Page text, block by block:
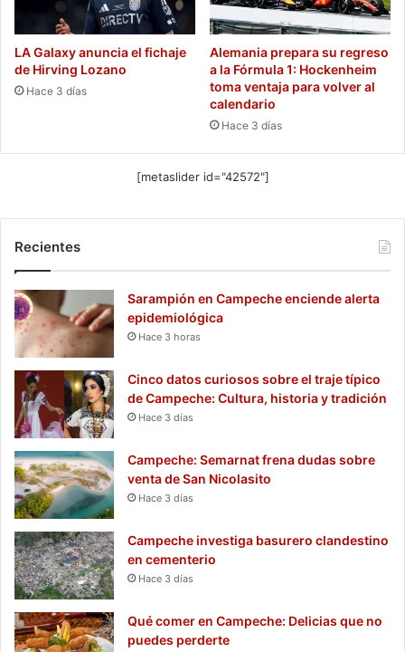
LA Galaxy anuncia el fichaje
de Hirving Lozano
Hace 3 días
Alemania prepara su regreso
a la Fórmula 1: Hockenheim
toma ventaja para volver al
calendario
Hace 3 días
[metaslider id="42572"]
Recientes
Sarampión en Campeche enciende alerta
epidemiológica
Hace 3 horas
Cinco datos curiosos sobre el traje típico
de Campeche: Cultura, historia y tradición
Hace 3 días
Campeche: Semarnat frena dudas sobre
venta de San Nicolasito
Hace 3 días
Campeche investiga basurero clandestino
en cementerio
Hace 3 días
Qué comer en Campeche: Delicias que no
puedes perderte